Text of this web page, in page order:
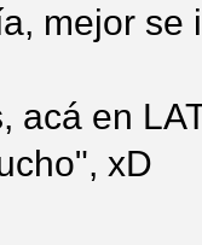
mejor se
acá en
xD